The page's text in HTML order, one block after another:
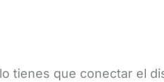
tienes que conectar el